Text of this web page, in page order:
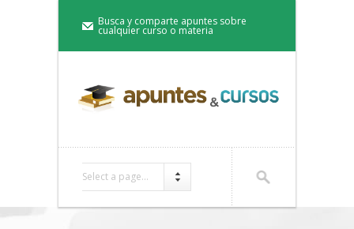
Busca y comparte apuntes sobre
cualquier curso o materia
Select a page...